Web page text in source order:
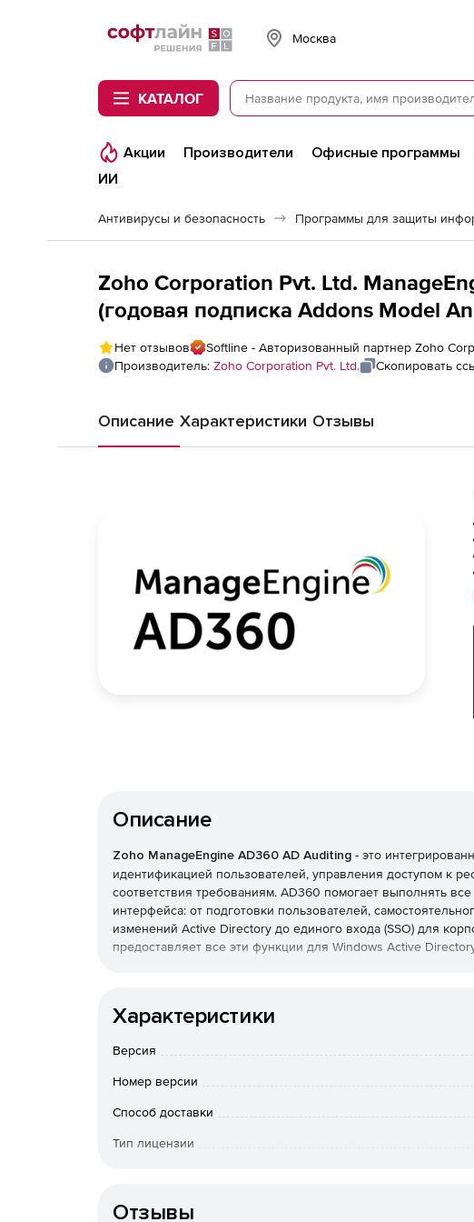
Softline
Москва
КАТАЛОГ
Акции Производители Офисные программы
ИИ
Антивирусы и безопасность Программы для защиты
Zoho Corporation Pvt. Ltd.
(годовая подписка Addons Model
Servers
Нет отзывов
Softline - Авторизованный партнер Zoho
Производитель: Zoho Corporation Pvt. Ltd. Скопировать
Описание Характеристики Отзывы
Описание
Zoho ManageEngine AD360 AD Auditing - это
идентификацией пользователей, управления доступом к
соответствия требованиям. AD360 помогает выполнять
интерфейса: от подготовки пользователей,
изменений Active Directory до единого входа (SSO) для
предоставляет все эти функции для Windows Active
Легко настраивать, изменять и деинициализировать
Можно использовать настраиваемые шаблоны создания
для массового предоставления учетных записей
Безопасный аудит AD, Office 365 и файловых серверов
Представление обо всех изменениях, происходящих в AD,
GLBA, благодаря использованию предварительно
Характеристики
Версия
Номер версии
Способ доставки
Тип лицензии
Отзывы